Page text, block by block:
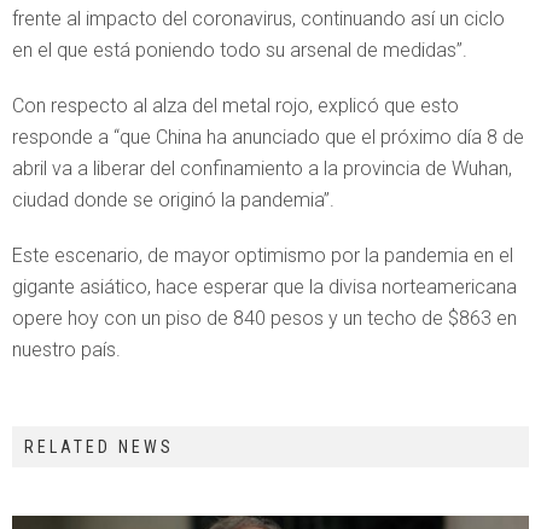
frente al impacto del coronavirus, continuando así un ciclo
en el que está poniendo todo su arsenal de medidas”.
Con respecto al alza del metal rojo, explicó que esto
responde a “que China ha anunciado que el próximo día 8 de
abril va a liberar del confinamiento a la provincia de Wuhan,
ciudad donde se originó la pandemia”.
Este escenario, de mayor optimismo por la pandemia en el
gigante asiático, hace esperar que la divisa norteamericana
opere hoy con un piso de 840 pesos y un techo de $863 en
nuestro país.
RELATED NEWS